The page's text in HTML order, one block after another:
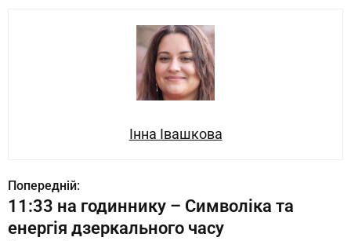
Інна Івашкова
Попередній:
11:33 на годиннику – Символіка та
енергія дзеркального часу